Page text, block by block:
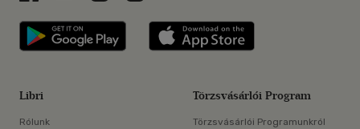
Libri applikáció Szerezd meg: Google
Libri
Rólunk
Törzsvásárlói Program
Törzsvásárlói Programunkról